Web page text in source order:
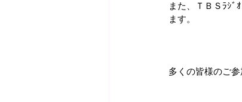
また、ＴＢＳﾗｼﾞ
ます。
多くの皆様のご参